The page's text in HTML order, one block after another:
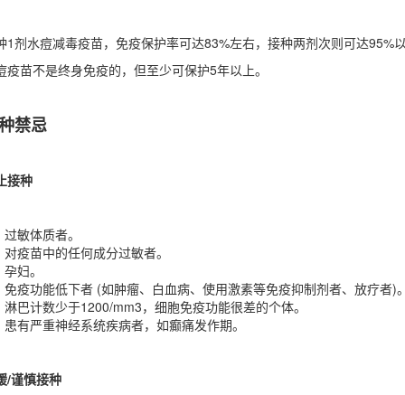
1剂水痘减毒疫苗，免疫保护率可达83%左右，接种两剂次则可达95%
疫苗不是终身免疫的，但至少可保护5年以上。
禁忌
接种
过敏体质者。
对疫苗中的任何成分过敏者。
孕妇。
免疫功能低下者 (如肿瘤、白血病、使用激素等免疫抑制剂者、放疗者)
淋巴计数少于1200/mm3，细胞免疫功能很差的个体。
患有严重神经系统疾病者，如癫痛发作期。
/谨慎接种